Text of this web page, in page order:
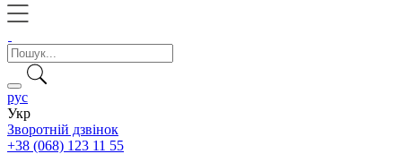
рус
Укр
Зворотній дзвінок
+38 (068) 123 11 55